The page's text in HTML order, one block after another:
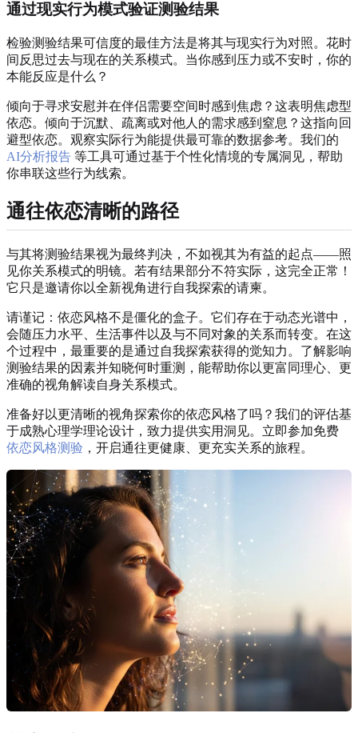
通过现实行为模式验证测验结果
检验测验结果可信度的最佳方法是将其与现实行为对照。花时
间反思过去与现在的关系模式。当你感到压力或不安时，你的
本能反应是什么？
倾向于寻求安慰并在伴侣需要空间时感到焦虑？这表明焦虑型
依恋。倾向于沉默、疏离或对他人的需求感到窒息？这指向回
避型依恋。观察实际行为能提供最可靠的数据参考。我们的
AI分析报告 等工具可通过基于个性化情境的专属洞见，帮助
你串联这些行为线索。
通往依恋清晰的路径
与其将测验结果视为最终判决，不如视其为有益的起点——照
见你关系模式的明镜。若有结果部分不符实际，这完全正常！
它只是邀请你以全新视角进行自我探索的请柬。
请谨记：依恋风格不是僵化的盒子。它们存在于动态光谱中，
会随压力水平、生活事件以及与不同对象的关系而转变。在这
个过程中，最重要的是通过自我探索获得的觉知力。了解影响
测验结果的因素并知晓何时重测，能帮助你以更富同理心、更
准确的视角解读自身关系模式。
准备好以更清晰的视角探索你的依恋风格了吗？我们的评估基
于成熟心理学理论设计，致力提供实用洞见。立即参加免费
依恋风格测验 ，开启通往更健康、更充实关系的旅程。